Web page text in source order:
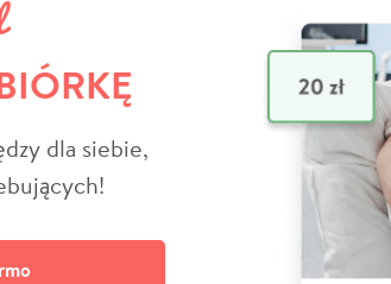
dla siebie,